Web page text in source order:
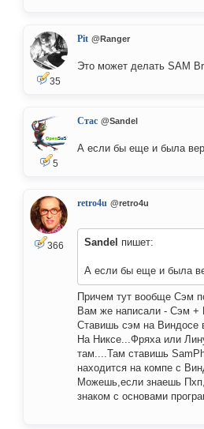
35
Pit @Ranger
Это может делать SAM
5
Стас @Sandel
А если бы еще и была
366
retro4u @retro4u
Sandel пишет:
А если бы еще и была
Причем тут вообще Сэм
Вам же написали - Сэм +
Ставишь сэм на Виндосе
На Никсе...Фряха или
там....Там ставишь
находится на компе с
Можешь,если знаешь
знаком с основами